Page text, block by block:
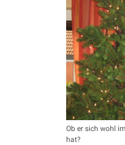
Ob er sich wohl
hat?